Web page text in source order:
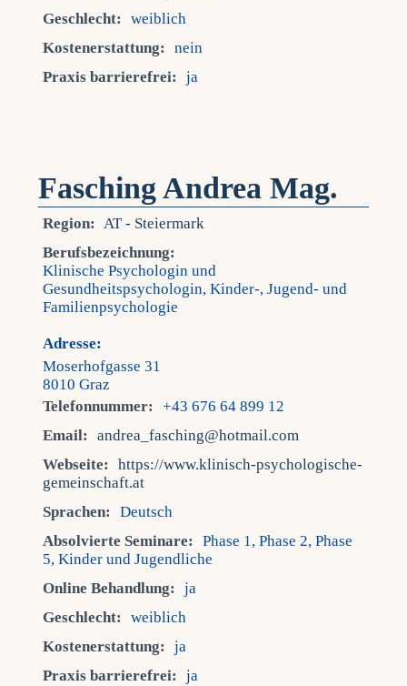
Geschlecht:
weiblich
Kostenerstattung:
nein
Praxis barrierefrei:
ja
Fasching Andrea Mag.
Region: AT - Steiermark
Berufsbezeichnung:
Klinische Psychologin und
Gesundheitspsychologin, Kinder-, Jugend- und
Familienpsychologie
Adresse:
Moserhofgasse 31
8010 Graz
Telefonnummer:
+43 676 64 899 12
Email:
andrea_fasching@hotmail.com
Webseite:
https://www.klinisch-psychologische-
gemeinschaft.at
Sprachen:
Deutsch
Absolvierte Seminare:
Phase 1, Phase 2, Phase
5, Kinder und Jugendliche
Online Behandlung:
ja
Geschlecht:
weiblich
Kostenerstattung:
ja
Praxis barrierefrei:
ja